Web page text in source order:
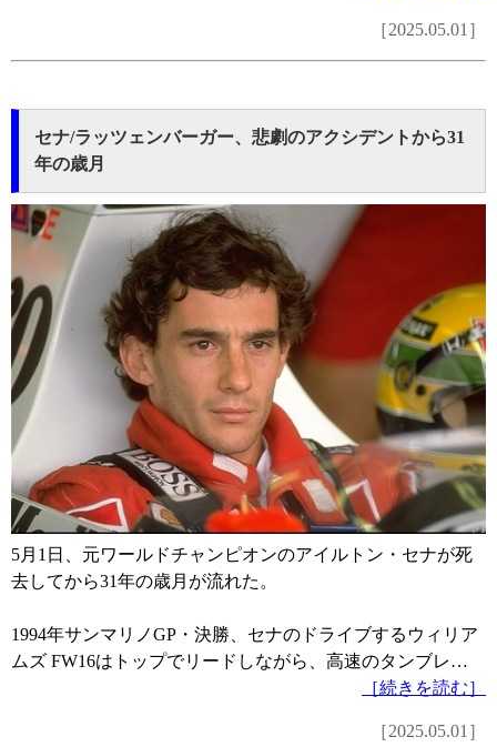
［2025.05.01］
セナ/ラッツェンバーガー、悲劇のアクシデントから31
年の歳月
5月1日、元ワールドチャンピオンのアイルトン・セナが死
去してから31年の歳月が流れた。
1994年サンマリノGP・決勝、セナのドライブするウィリア
ムズ FW16はトップでリードしながら、高速のタンブレ…
［続きを読む］
［2025.05.01］